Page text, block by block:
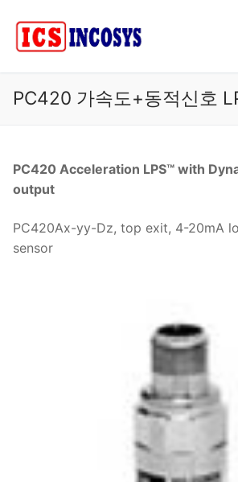
PC420 가속도+동적신호
PC420 Acceleration LPS™ with
output
PC420Ax-yy-Dz, top exit, 4-20mA
sensor